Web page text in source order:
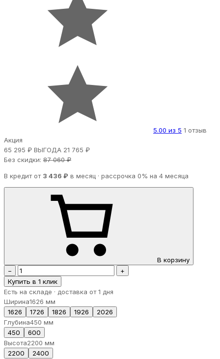
5.00 из 5 1 отзыв
Акция
65 295 ₽ ВЫГОДА 21 765 ₽
Без скидки: 87 060 ₽
В кредит от 3 436 ₽ в месяц · рассрочка 0% на 4 месяца
В корзину
−
+
Купить в 1 клик
Есть на складе · доставка от 1 дня
Ширина1626 мм
1626
1726 1826 1926
2026
Глубина450 мм
450
600
Высота2200 мм
2200
2400